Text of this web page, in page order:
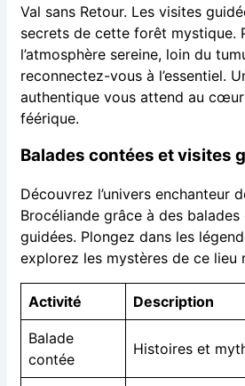
Val sans Retour. Les visites
secrets de cette forêt mystique.
l’atmosphère sereine, loin du
reconnectez-vous à l’essentiel.
authentique vous attend au
féérique.
Balades contées et visites
Découvrez l’univers enchanteur
Brocéliande grâce à des
guidées. Plongez dans les
explorez les mystères de ce lieu
Activité Description
Balade
contée
Histoires et